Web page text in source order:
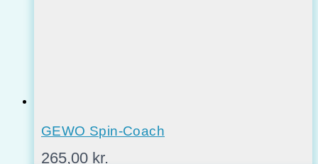
GEWO Spin-Coach
265,00 kr.